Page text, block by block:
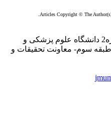
Articles Copyright © The
ساری- میدان معلم- ساختمان شماره2 دانشگاه علوم پزشکی و
سوم- معاونت تحقیقات و